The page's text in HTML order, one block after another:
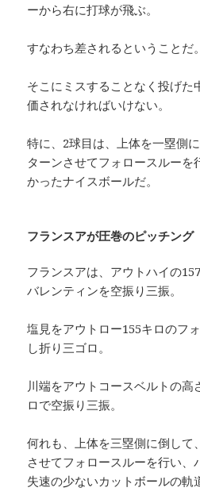
ーから右に打球が飛ぶ。
すなわち差されるということだ。
そこにミスすることなく投げた
価されなければいけない。
特に、2球目は、上体を一塁側
ターンさせてフォロースルーを
かったナイスボールだ。
フランスアが圧巻のピッチング
フランスアは、アウトハイの
バレンティンを空振り三振。
塩見をアウトロー155キロのフ
し折り三ゴロ。
川端をアウトコースベルトの高
ロで空振り三振。
何れも、上体を三塁側に倒して
させてフォロースルーを行い、
失速の少ないカットボールの軌